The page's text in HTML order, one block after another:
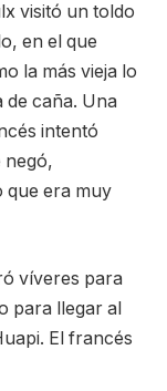
visitó un toldo
en el que
la más vieja lo
de caña. Una
intentó
negó,
que era muy
víveres para
para llegar al
El francés